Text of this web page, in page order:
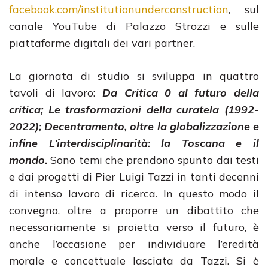
facebook.com/institutionunderconstruction, sul
canale YouTube di Palazzo Strozzi e sulle
piattaforme digitali dei vari partner.
La giornata di studio si sviluppa in quattro
tavoli di lavoro: Da Critica 0 al futuro della
critica; Le trasformazioni della curatela (1992-
2022); Decentramento, oltre la globalizzazione e
infine L’interdisciplinarità: la Toscana e il
mondo. Sono temi che prendono spunto dai testi
e dai progetti di Pier Luigi Tazzi in tanti decenni
di intenso lavoro di ricerca. In questo modo il
convegno, oltre a proporre un dibattito che
necessariamente si proietta verso il futuro, è
anche l’occasione per individuare l’eredità
morale e concettuale lasciata da Tazzi. Si è